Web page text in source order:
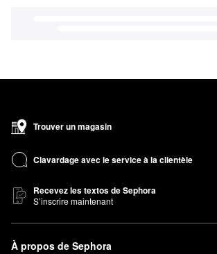
Trouver un magasin
Clavardage avec le service à la clientèle
Recevez les textos de Sephora
S’inscrire maintenant
À propos de Sephora